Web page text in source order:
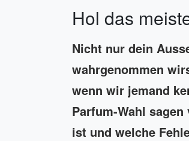
Hol das
Nicht nur dein
wahrgenommen
wenn wir jemand
Parfum-Wahl
ist und welche